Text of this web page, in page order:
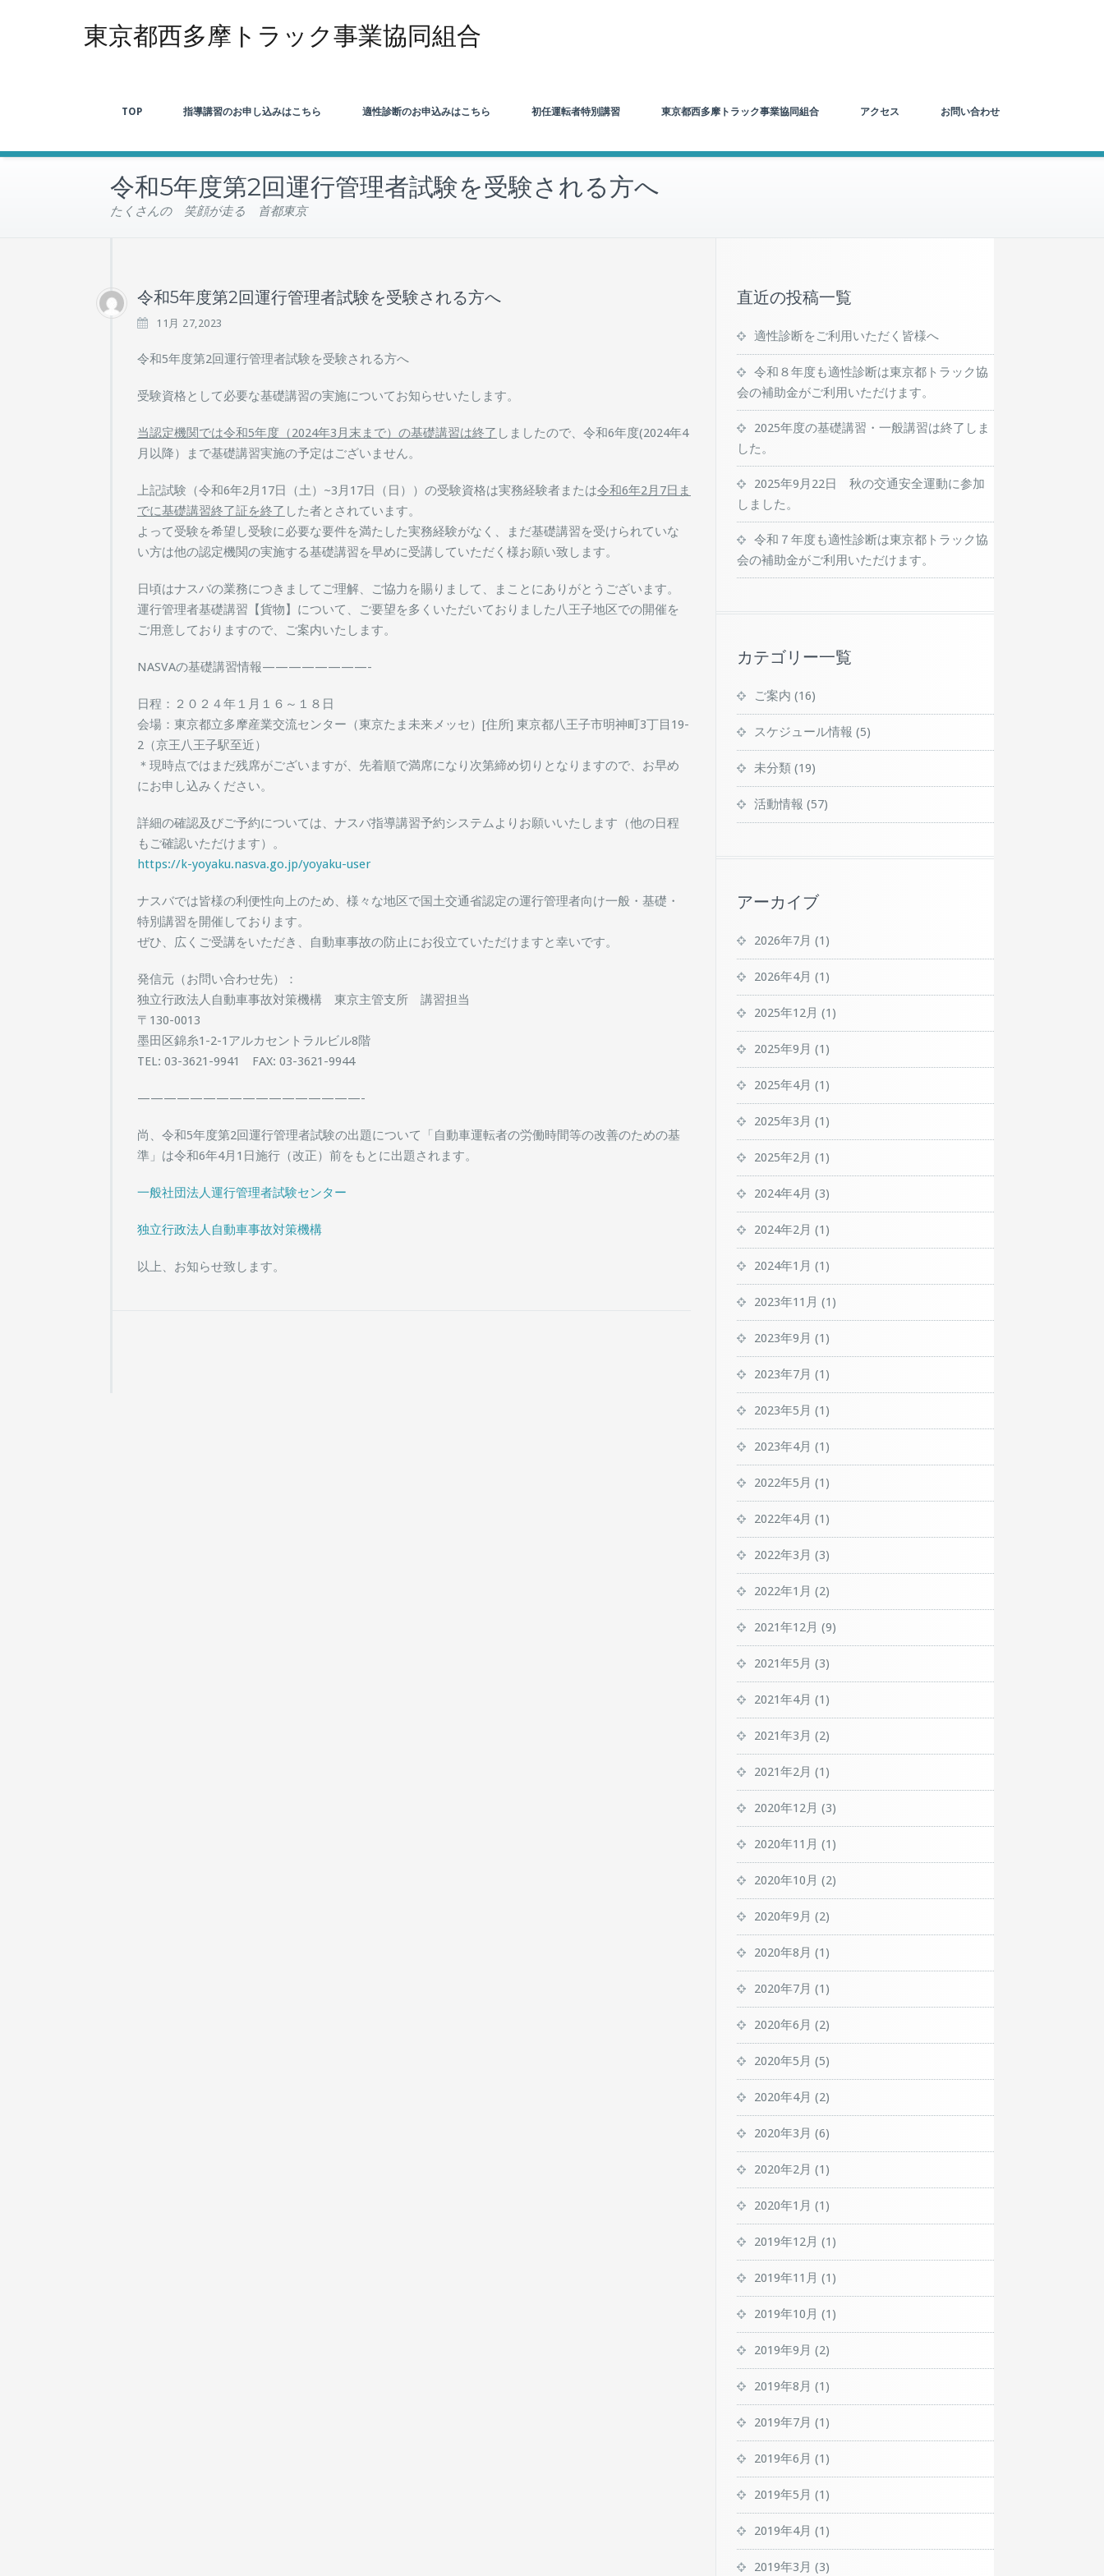
東京都西多摩トラック事業協同組合
TOP 指導講習のお申し込みはこちら 適性診断のお申込みはこちら 初任運転者特別講習 東京都西多摩トラック事業協同組合 アクセス お問い合わせ
令和5年度第2回運行管理者試験を受験される方へ
たくさんの 笑顔が走る 首都東京
令和5年度第2回運行管理者試験を受験される方へ
11月 27,2023
令和5年度第2回運行管理者試験を受験される方へ
受験資格として必要な基礎講習の実施についてお知らせいたします。
当認定機関では令和5年度（2024年3月末まで）の基礎講習は終了 しましたので、令和6年度(2024年4
月以降）まで基礎講習実施の予定はございません。
上記試験（令和6年2月17日（土）~3月17日（日））の受験資格は実務経験者または令和6年2月7日ま
でに基礎講習終了証を終了 した者とされています。
よって受験を希望し受験に必要な要件を満たした実務経験がなく、まだ基礎講習を受けられていな
い方は他の認定機関の実施する基礎講習を早めに受講していただく様お願い致します。
日頃はナスバの業務につきましてご理解、ご協力を賜りまして、まことにありがとうございます。
運行管理者基礎講習【貨物】について、ご要望を多くいただいておりました八王子地区での開催を
ご用意しておりますので、ご案内いたします。
NASVAの基礎講習情報————————-
日程：２０２４年１月１６～１８日
会場：東京都⽴多摩産業交流センター（東京たま未来メッセ）[住所] 東京都八王子市明神町3丁目19-
2（京王八王子駅至近）
＊現時点ではまだ残席がございますが、先着順で満席になり次第締め切りとなりますので、お早め
にお申し込みください。
詳細の確認及びご予約については、ナスバ指導講習予約システムよりお願いいたします（他の日程
もご確認いただけます）。
https://k-yoyaku.nasva.go.jp/yoyaku-user
ナスバでは皆様の利便性向上のため、様々な地区で国土交通省認定の運行管理者向け一般・基礎・
特別講習を開催しております。
ぜひ、広くご受講をいただき、自動車事故の防止にお役立ていただけますと幸いです。
発信元（お問い合わせ先）：
独立行政法人自動車事故対策機構 東京主管支所 講習担当
〒130-0013
墨田区錦糸1-2-1アルカセントラルビル8階
TEL: 03-3621-9941 FAX: 03-3621-9944
—————————————————-
尚、令和5年度第2回運行管理者試験の出題について「自動車運転者の労働時間等の改善のための基
準」は令和6年4月1日施行（改正）前をもとに出題されます。
一般社団法人運行管理者試験センター
独立行政法人自動車事故対策機構
以上、お知らせ致します。
直近の投稿一覧
適性診断をご利用いただく皆様へ
令和８年度も適性診断は東京都トラック協
会の補助金がご利用いただけます。
2025年度の基礎講習・一般講習は終了しま
した。
2025年9月22日 秋の交通安全運動に参加
しました。
令和７年度も適性診断は東京都トラック協
会の補助金がご利用いただけます。
カテゴリー一覧
ご案内 (16)
スケジュール情報 (5)
未分類 (19)
活動情報 (57)
アーカイブ
2026年7月 (1)
2026年4月 (1)
2025年12月 (1)
2025年9月 (1)
2025年4月 (1)
2025年3月 (1)
2025年2月 (1)
2024年4月 (3)
2024年2月 (1)
2024年1月 (1)
2023年11月 (1)
2023年9月 (1)
2023年7月 (1)
2023年5月 (1)
2023年4月 (1)
2022年5月 (1)
2022年4月 (1)
2022年3月 (3)
2022年1月 (2)
2021年12月 (9)
2021年5月 (3)
2021年4月 (1)
2021年3月 (2)
2021年2月 (1)
2020年12月 (3)
2020年11月 (1)
2020年10月 (2)
2020年9月 (2)
2020年8月 (1)
2020年7月 (1)
2020年6月 (2)
2020年5月 (5)
2020年4月 (2)
2020年3月 (6)
2020年2月 (1)
2020年1月 (1)
2019年12月 (1)
2019年11月 (1)
2019年10月 (1)
2019年9月 (2)
2019年8月 (1)
2019年7月 (1)
2019年6月 (1)
2019年5月 (1)
2019年4月 (1)
2019年3月 (3)